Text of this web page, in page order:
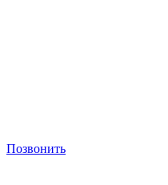
Позвонить